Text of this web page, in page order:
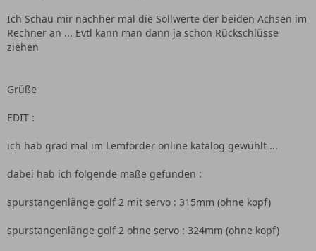
Ich Schau mir nachher mal die Sollwerte der beiden Achsen im
Rechner an ... Evtl kann man dann ja schon Rückschlüsse
ziehen
Grüße
EDIT :
ich hab grad mal im Lemförder online katalog gewühlt ...
dabei hab ich folgende maße gefunden :
spurstangenlänge golf 2 mit servo : 315mm (ohne kopf)
spurstangenlänge golf 2 ohne servo : 324mm (ohne kopf)